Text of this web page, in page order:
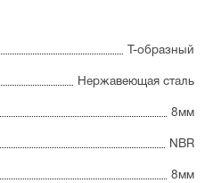
Т-образный
Нержавеющая сталь
8мм
NBR
8мм